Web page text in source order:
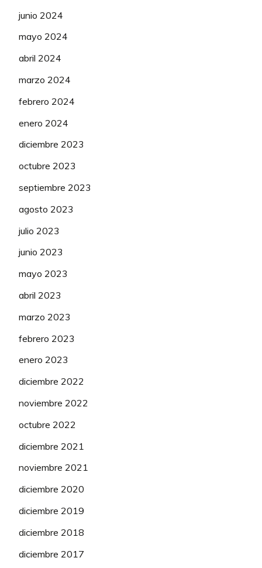
junio 2024
mayo 2024
abril 2024
marzo 2024
febrero 2024
enero 2024
diciembre 2023
octubre 2023
septiembre 2023
agosto 2023
julio 2023
junio 2023
mayo 2023
abril 2023
marzo 2023
febrero 2023
enero 2023
diciembre 2022
noviembre 2022
octubre 2022
diciembre 2021
noviembre 2021
diciembre 2020
diciembre 2019
diciembre 2018
diciembre 2017